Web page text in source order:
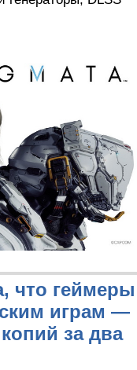
что геймеры
играм —
за два